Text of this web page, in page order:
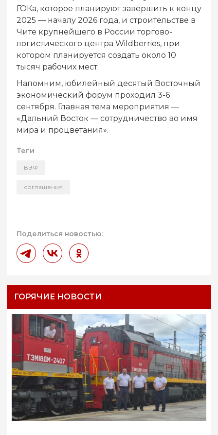
ГОКа, которое планируют завершить к концу
2025 — началу 2026 года, и строительстве в
Чите крупнейшего в России торгово-
логистического центра Wildberries, при
котором планируется создать около 10
тысяч рабочих мест.
Напомним, юбилейный десятый Восточный
экономический форум проходил 3-6
сентября. Главная тема мероприятия —
«Дальний Восток — сотрудничество во имя
мира и процветания».
Теги
ВЭФ
соглашения
Поделиться новостью:
ГОРЯЧИЕ НОВОСТИ